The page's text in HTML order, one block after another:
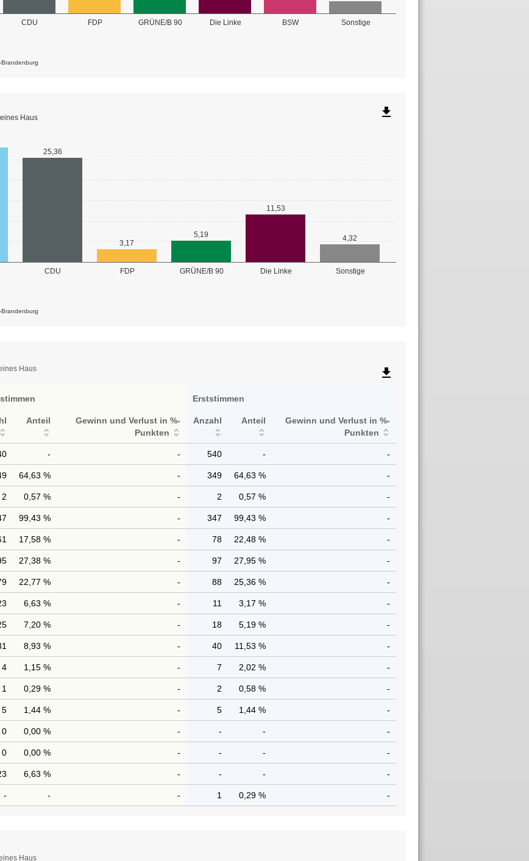
CDU FDP GRÜNE/B 90 Die Linke BSW Sonstige
CDU FDP GRÜNE/B 90 Die Linke Sonstige
25,36
3,17
5,19
11,53
4,32
Haus
file_download
Haus
file_download
Erststimmen
Anteil
Gewinn und Verlust in %-
Punkten
Anzahl Anteil
Gewinn und Verlust in %-
Punkten
- - 540 - -
64,63 % - 349 64,63 % -
2 0,57 % - 2 0,57 % -
99,43 % - 347 99,43 % -
17,58 % - 78 22,48 % -
27,38 % - 97 27,95 % -
22,77 % - 88 25,36 % -
6,63 % - 11 3,17 % -
7,20 % - 18 5,19 % -
8,93 % - 40 11,53 % -
4 1,15 % - 7 2,02 % -
1 0,29 % - 2 0,58 % -
5 1,44 % - 5 1,44 % -
0 0,00 % - - - -
0 0,00 % - - - -
6,63 % - - - -
- - - 1 0,29 % -
Haus